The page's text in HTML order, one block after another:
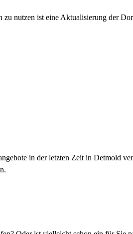
zu nutzen ist eine Aktualisierung der
in der letzten Zeit in Detmold